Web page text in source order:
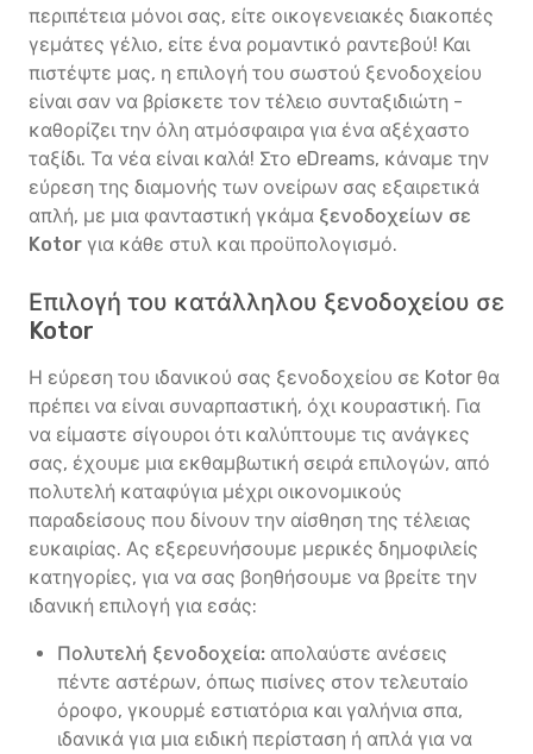
περιπέτεια μόνοι σας, είτε οικογενειακές διακοπές
γεμάτες γέλιο, είτε ένα ρομαντικό ραντεβού! Και
πιστέψτε μας, η επιλογή του σωστού ξενοδοχείου
είναι σαν να βρίσκετε τον τέλειο συνταξιδιώτη -
καθορίζει την όλη ατμόσφαιρα για ένα αξέχαστο
ταξίδι. Τα νέα είναι καλά! Στο eDreams, κάναμε την
εύρεση της διαμονής των ονείρων σας εξαιρετικά
απλή, με μια φανταστική γκάμα ξενοδοχείων σε
Kotor για κάθε στυλ και προϋπολογισμό.
Επιλογή του κατάλληλου ξενοδοχείου σε
Kotor
Η εύρεση του ιδανικού σας ξενοδοχείου σε Kotor θα
πρέπει να είναι συναρπαστική, όχι κουραστική. Για
να είμαστε σίγουροι ότι καλύπτουμε τις ανάγκες
σας, έχουμε μια εκθαμβωτική σειρά επιλογών, από
πολυτελή καταφύγια μέχρι οικονομικούς
παραδείσους που δίνουν την αίσθηση της τέλειας
ευκαιρίας. Ας εξερευνήσουμε μερικές δημοφιλείς
κατηγορίες, για να σας βοηθήσουμε να βρείτε την
ιδανική επιλογή για εσάς:
Πολυτελή ξενοδοχεία: απολαύστε ανέσεις
πέντε αστέρων, όπως πισίνες στον τελευταίο
όροφο, γκουρμέ εστιατόρια και γαλήνια σπα,
ιδανικά για μια ειδική περίσταση ή απλά για να